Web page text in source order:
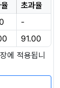
초과율
-
91.00
에 적용됩니